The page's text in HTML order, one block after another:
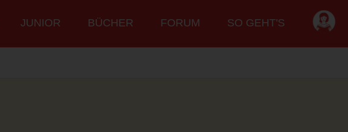
JUNIOR BÜCHER FORUM SO GEHT'S